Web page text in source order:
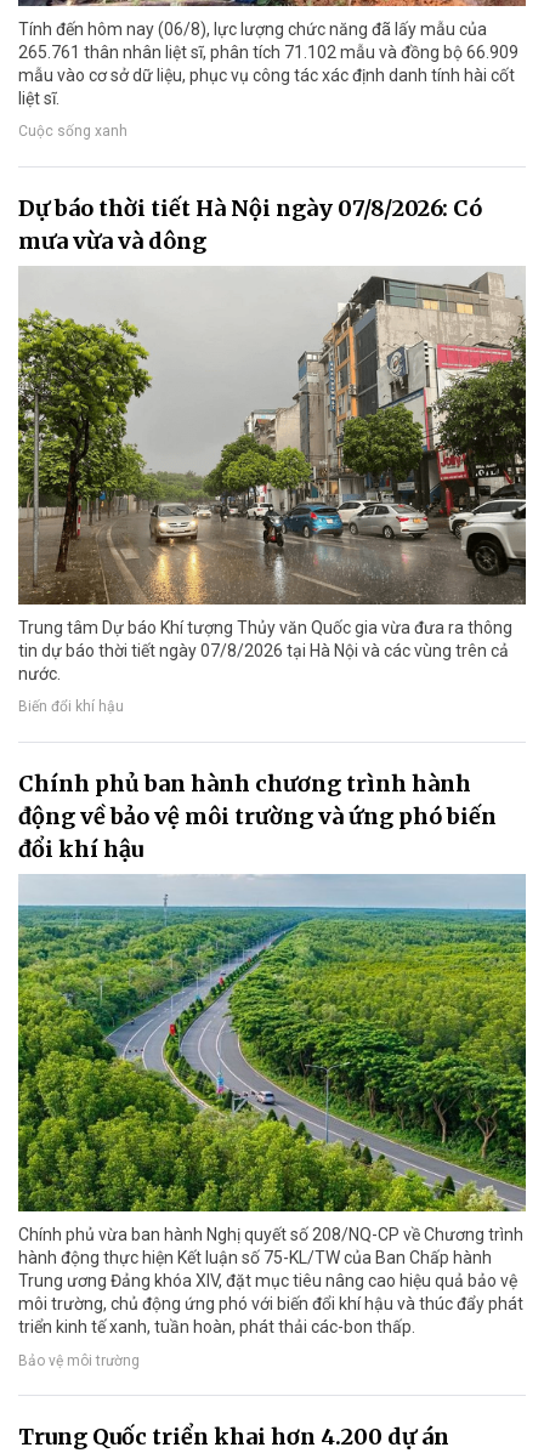
Tính đến hôm nay (06/8), lực lượng chức năng đã lấy mẫu của
265.761 thân nhân liệt sĩ, phân tích 71.102 mẫu và đồng bộ 66.909
mẫu vào cơ sở dữ liệu, phục vụ công tác xác định danh tính hài cốt
liệt sĩ.
Cuộc sống xanh
Dự báo thời tiết Hà Nội ngày 07/8/2026: Có
mưa vừa và dông
Trung tâm Dự báo Khí tượng Thủy văn Quốc gia vừa đưa ra thông
tin dự báo thời tiết ngày 07/8/2026 tại Hà Nội và các vùng trên cả
nước.
Biến đổi khí hậu
Chính phủ ban hành chương trình hành
động về bảo vệ môi trường và ứng phó biến
đổi khí hậu
Chính phủ vừa ban hành Nghị quyết số 208/NQ-CP về Chương trình
hành động thực hiện Kết luận số 75-KL/TW của Ban Chấp hành
Trung ương Đảng khóa XIV, đặt mục tiêu nâng cao hiệu quả bảo vệ
môi trường, chủ động ứng phó với biến đổi khí hậu và thúc đẩy phát
triển kinh tế xanh, tuần hoàn, phát thải các-bon thấp.
Bảo vệ môi trường
Trung Quốc triển khai hơn 4.200 dự án